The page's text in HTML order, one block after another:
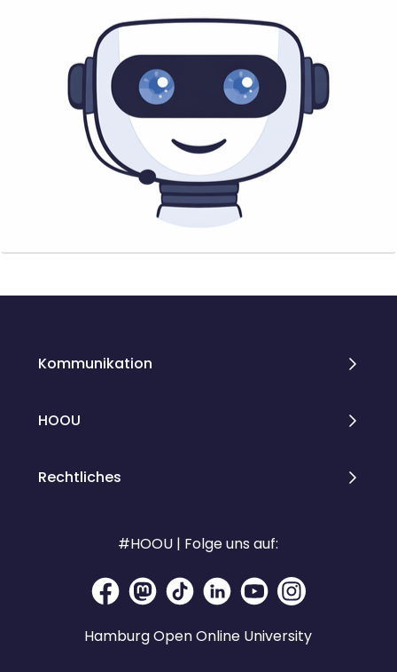
Kommunikation
HOOU
Rechtliches
#HOOU | Folge uns auf:
Hamburg Open Online University